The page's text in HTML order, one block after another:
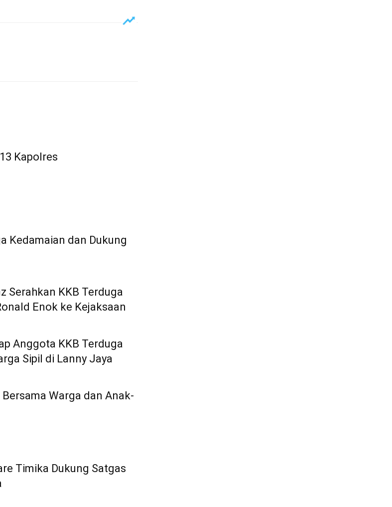
Kapolres
Kedamaian dan Dukung
Serahkan KKB Terduga
Enok ke Kejaksaan
Anggota KKB Terduga
Sipil di Lanny Jaya
Warga dan Anak-
Timika Dukung Satgas